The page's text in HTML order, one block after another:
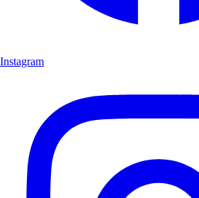
Instagram